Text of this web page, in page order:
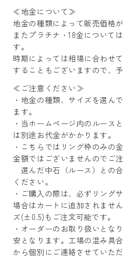
≪地金について≫
地金の種類によって販売価格
またプラチナ・18金について
す。
時期によっては相場に合わせ
することもございますので、
≪ご注意ください≫
・地金の種類、サイズを選ん
ます。
・当ホームページ内のルース
は別途お代金がかかります。
・こちらではリング枠のみの
金額ではございませんのでご注
選んだ中石（ルース）との
ください。
・ご購入の際は、必ずリング
場合はカートに追加されませ
ズ(±0.5)もご注文可能です。
・オーダーのお取り扱いとな
安となります。工場の混み具
から個別にご連絡させていただ